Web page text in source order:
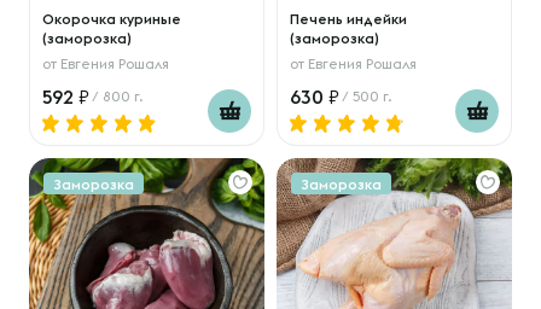
Окорочка куриные
(заморозка)
от Евгения Рошаля
592 / 800 г.
Печень индейки
(заморозка)
от Евгения Рошаля
630 / 500 г.
Заморозка Заморозка